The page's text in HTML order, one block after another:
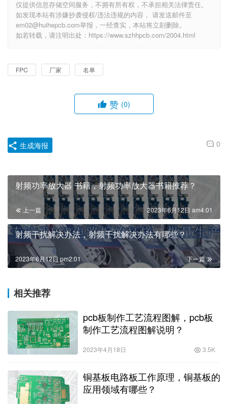
仅提供信息存储空间服务，不拥有所有权，不承担相关法律责任。
如发现本站有涉嫌抄袭侵权/违法违规的内容， 请发送邮件至
em02@huihepcb.com举报，一经查实，本站将立刻删除。
如若转载，请注明出处：https://www.szhhpcb.com/2004.html
FPC 厂家 名单
赞 (0)
0
生成海报
射频功率放大器 书籍，射频功率放大器书籍推荐？
上一篇 2023年6月12日 am4:01
射频干扰解决办法，射频干扰解决办法有哪些？
下一篇
2023年6月12日 pm2:01
相关推荐
pcb板制作工艺流程图解，pcb板
制作工艺流程图解说明？
2023年4月18日 3.5K
铜基板电路板工作原理，铜基板的
应用领域有哪些？